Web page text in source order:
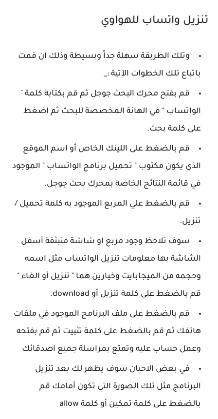
تنزيل واتساب للهواوي
وتلك الطريقة سهلة جداً وبسيطة وذلك ان قمت
باتباع تلك الخطوات الآتية :_
قم بفتح محرك البحث جوجل ثم قم بكتابة كلمة "
الواتساب " في الهانة المخصصة للبحث ثم اضغط
على كلمة بحث.
قم بالضغط على اللينك الخاص أو اسم الموقع
الذي يكون مكتوب " تحميل برنامج الواتساب " الموجود
في قائمة النتائج الخاصة بمحرك بحث جوجل.
قم بالضغط علي المربع الموجود به كلمة تحميل /
تنزيل.
سوف تلاحظ وجود مربع او شاشة منبثقة أسفل
الشاشة بها معلومات تنزيل الواتساب مثل اسمه
وحجمه من الميجابايت وخيارين هما " تنزيل أو الغاء "
قم بالضغط على كلمة تنزيل أو download.
قم بالضغط على ملف البرنامج الموجود في ملفات
هاتفك ثم قم بالضغط على كلمة تثبيت ثم قم بفتحه
وعمل حساب عليه وتمتع بمراسلة جميع اصدقائك
في بعض الاحيان سوف يظهر لك بعد تنزيل
البرنامج مثل تلك الصورة التي تكون أمامك قم
بالضغط على كلمة تمكين أو كلمة allow